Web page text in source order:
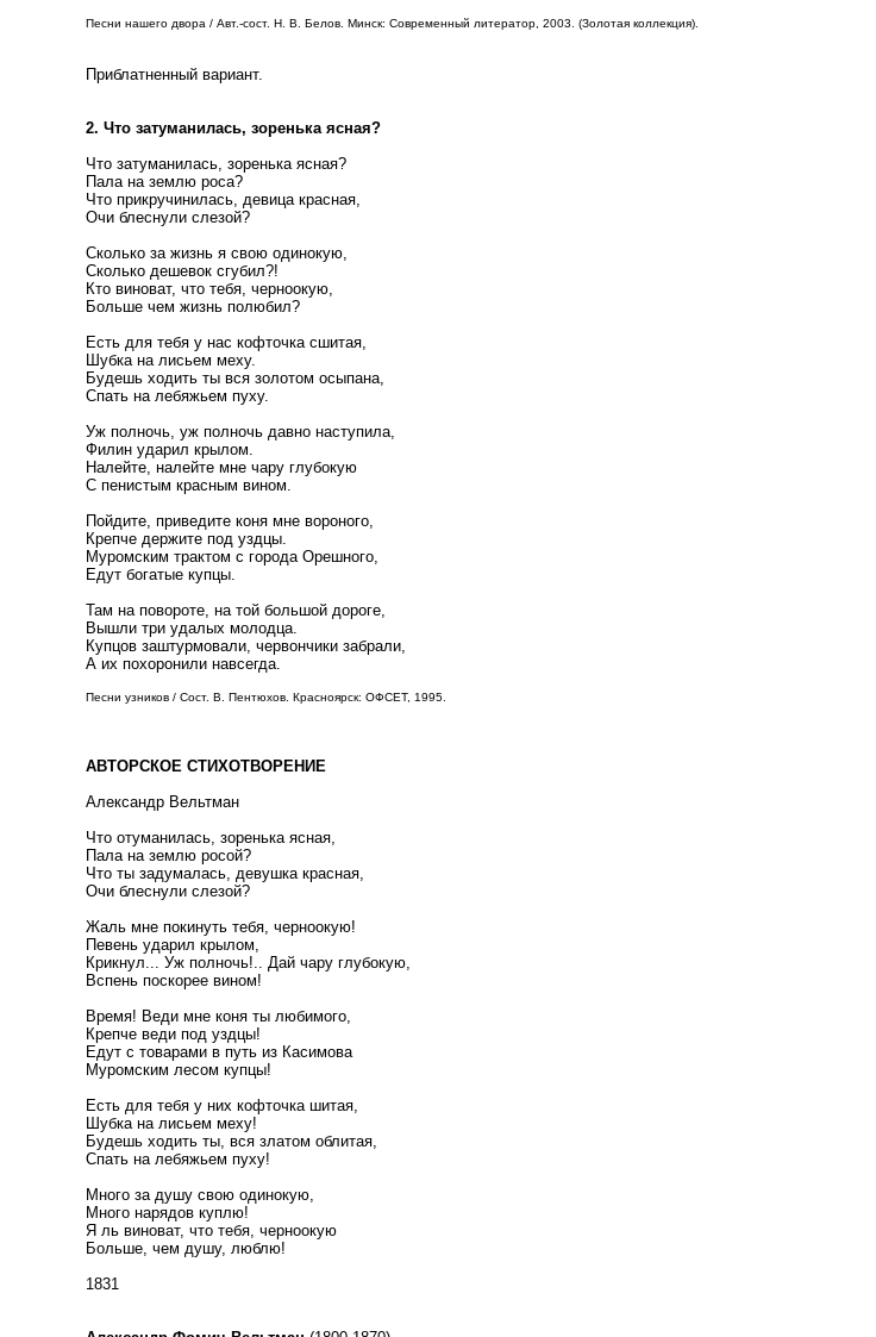
Песни нашего двора / Авт.-сост. Н. В. Белов. Минск: Современный литератор, 2003. (Золотая коллекция).
Приблатненный вариант.
2. Что затуманилась, зоренька ясная?
Что затуманилась, зоренька ясная?
Пала на землю роса?
Что прикручинилась, девица красная,
Очи блеснули слезой?
Сколько за жизнь я свою одинокую,
Сколько дешевок сгубил?!
Кто виноват, что тебя, черноокую,
Больше чем жизнь полюбил?
Есть для тебя у нас кофточка сшитая,
Шубка на лисьем меху.
Будешь ходить ты вся золотом осыпана,
Спать на лебяжьем пуху.
Уж полночь, уж полночь давно наступила,
Филин ударил крылом.
Налейте, налейте мне чару глубокую
С пенистым красным вином.
Пойдите, приведите коня мне вороного,
Крепче держите под уздцы.
Муромским трактом с города Орешного,
Едут богатые купцы.
Там на повороте, на той большой дороге,
Вышли три удалых молодца.
Купцов заштурмовали, червончики забрали,
А их похоронили навсегда.
Песни узников / Сост. В. Пентюхов. Красноярск: ОФСЕТ, 1995.
АВТОРСКОЕ СТИХОТВОРЕНИЕ
Александр Вельтман
Что отуманилась, зоренька ясная,
Пала на землю росой?
Что ты задумалась, девушка красная,
Очи блеснули слезой?
Жаль мне покинуть тебя, черноокую!
Певень ударил крылом,
Крикнул... Уж полночь!.. Дай чару глубокую,
Вспень поскорее вином!
Время! Веди мне коня ты любимого,
Крепче веди под уздцы!
Едут с товарами в путь из Касимова
Муромским лесом купцы!
Есть для тебя у них кофточка шитая,
Шубка на лисьем меху!
Будешь ходить ты, вся златом облитая,
Спать на лебяжьем пуху!
Много за душу свою одинокую,
Много нарядов куплю!
Я ль виноват, что тебя, черноокую
Больше, чем душу, люблю!
1831